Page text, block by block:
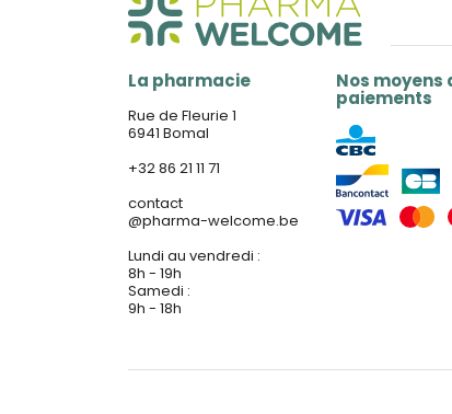
La pharmacie
Rue de Fleurie 1
6941 Bomal
+32 86 21 11 71
contact
@pharma-welcome.be
Lundi au vendredi :
8h - 19h
Samedi :
9h - 18h
Nos moyens
paiements